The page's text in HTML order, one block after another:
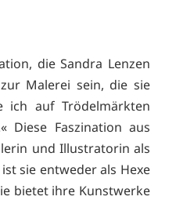
die Sandra Lenzen
Malerei sein, die sie
ich auf Trödelmärkten
Diese Faszination aus
und Illustratorin als
sie entweder als Hexe
bietet ihre Kunstwerke